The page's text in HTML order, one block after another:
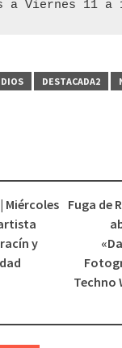
a Viernes 11 a
DESTACADA2
Miércoles
y
Fuga de
Techno